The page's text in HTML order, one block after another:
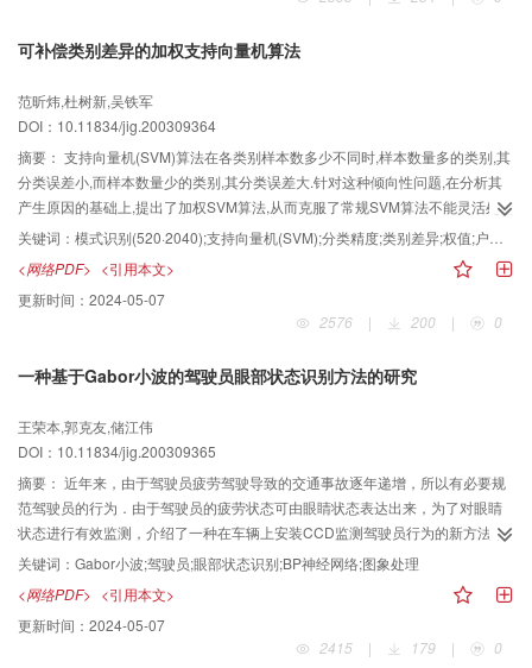
可补偿类别差异的加权支持向量机算法
范昕炜,杜树新,吴铁军
DOI：10.11834/jig.200309364
摘要： 支持向量机(SVM)算法在各类别样本数多少不同时,样本数量多的类别,其
分类误差小,而样本数量少的类别,其分类误差大.针对这种倾向性问题,在分析其
产生原因的基础上,提出了加权SVM算法,从而克服了常规SVM算法不能灵活处理
每一个样本的缺陷,同时补偿了这种倾向性造成的不利影响.这种以牺牲大类别精
度来提高小类别精度的加权支持向量机方法,可应用于诸如故障诊断等关注小类
别分类精度的场合.户外图象识别的实验结果证明,该算法是有效的.
关键词： 模式识别(520·2040);支持向量机(SVM);分类精度;类别差异;权值;户外图象
<网络PDF> <引用本文>
更新时间： 2024-05-07
2576
| 200 | 0
一种基于Gabor小波的驾驶员眼部状态识别方法的研究
王荣本,郭克友,储江伟
DOI：10.11834/jig.200309365
摘要： 近年来，由于驾驶员疲劳驾驶导致的交通事故逐年递增，所以有必要规
范驾驶员的行为．由于驾驶员的疲劳状态可由眼睛状态表达出来，为了对眼睛
状态进行有效监测，介绍了一种在车辆上安装CCD监测驾驶员行为的新方法，
并介绍了一种采用计算机视觉对驾驶员的眼睛状态进行识别的技术方法．该方
法是根据驾驶员在正常驾驶、瞌睡驾驶及疲劳驾驶3种状态下的眼睛张开程度有
一定的区别的这一特点，提出的一种利用Gabor小波提取眼角处的纹理走向特征
值，并将由所有特征值组成的特征矢量作为三层神经网络的输入，以输出对应3
种不同精神状态的眼部状态的识别方法．试验结果表明，该网络可快速有效地
关键词： Gabor小波;驾驶员;眼部状态识别;BP神经网络;图象处理
<网络PDF> <引用本文>
更新时间： 2024-05-07
2415
| 179 | 0